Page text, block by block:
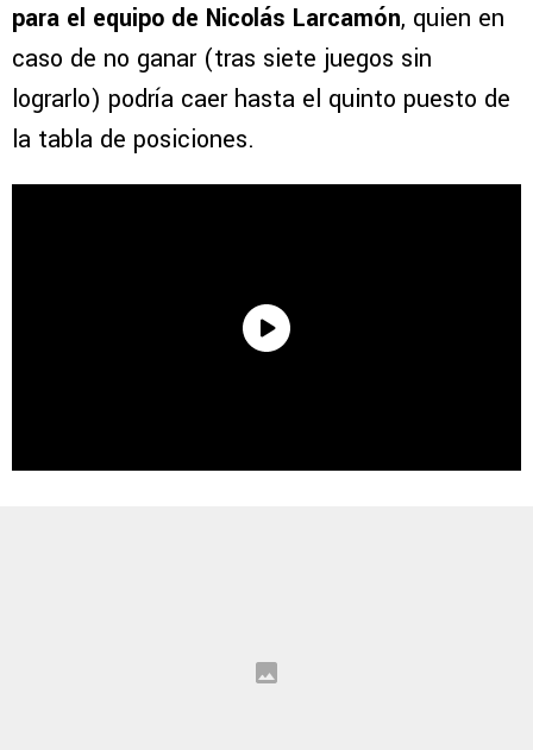
para el equipo de Nicolás Larcamón, quien en
caso de no ganar (tras siete juegos sin
lograrlo) podría caer hasta el quinto puesto de
la tabla de posiciones.